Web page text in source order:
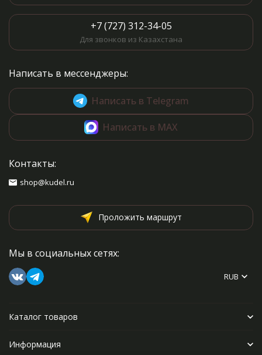
+7 (727) 312-34-05
Для звонков из Казахстана
Написать в мессенджеры:
Написать в Telegram
Написать в MAX
Контакты:
shop@kudel.ru
Проложить маршрут
Мы в социальных сетях:
RUB
Каталог товаров
Информация